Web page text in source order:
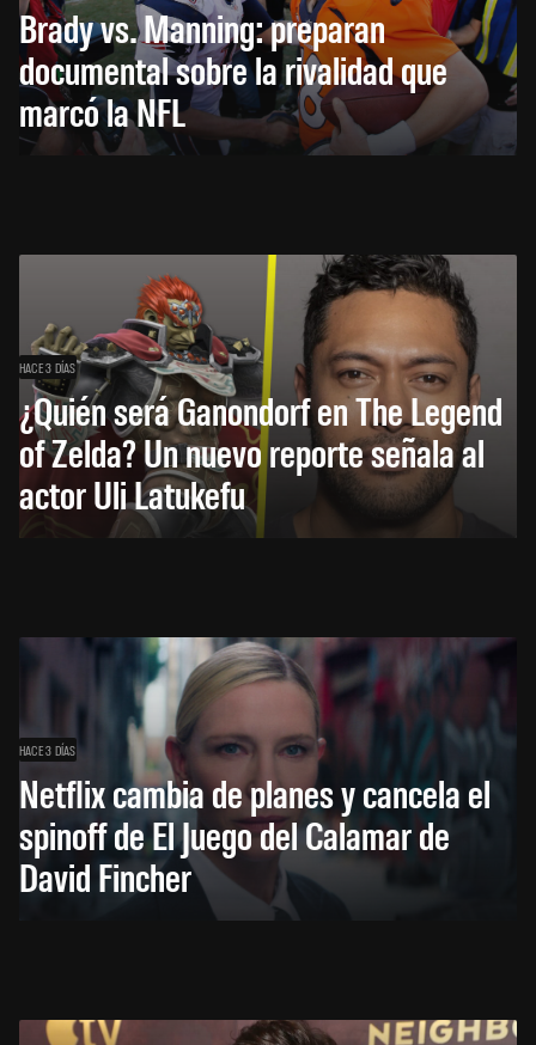
Brady vs. Manning: preparan
documental sobre la rivalidad que
marcó la NFL
HACE 3 DÍAS
¿Quién será Ganondorf en The Legend
of Zelda? Un nuevo reporte señala al
actor Uli Latukefu
HACE 3 DÍAS
Netflix cambia de planes y cancela el
spinoff de El Juego del Calamar de
David Fincher